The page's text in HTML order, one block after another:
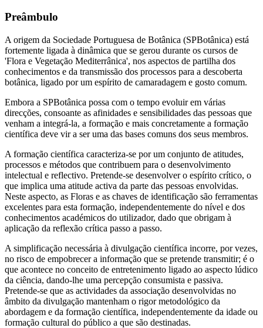
Preâmbulo
A origem da Sociedade Portuguesa de Botânica (SPBotânica) está
fortemente ligada à dinâmica que se gerou durante os cursos de
'Flora e Vegetação Mediterrânica', nos aspectos de partilha dos
conhecimentos e da transmissão dos processos para a descoberta
botânica, ligado por um espírito de camaradagem e gosto comum.
Embora a SPBotânica possa com o tempo evoluir em várias
direcções, consoante as afinidades e sensibilidades das pessoas que
venham a integrá-la, a formação e mais concretamente a formação
científica deve vir a ser uma das bases comuns dos seus membros.
A formação científica caracteriza-se por um conjunto de atitudes,
processos e métodos que contribuem para o desenvolvimento
intelectual e reflectivo. Pretende-se desenvolver o espírito crítico, o
que implica uma atitude activa da parte das pessoas envolvidas.
Neste aspecto, as Floras e as chaves de identificação são ferramentas
excelentes para esta formação, independentemente do nível e dos
conhecimentos académicos do utilizador, dado que obrigam à
aplicação da reflexão crítica passo a passo.
A simplificação necessária à divulgação científica incorre, por vezes,
no risco de empobrecer a informação que se pretende transmitir; é o
que acontece no conceito de entretenimento ligado ao aspecto lúdico
da ciência, dando-lhe uma percepção consumista e passiva.
Pretende-se que as actividades da associação desenvolvidas no
âmbito da divulgação mantenham o rigor metodológico da
abordagem e da formação científica, independentemente da idade ou
formação cultural do público a que são destinadas.